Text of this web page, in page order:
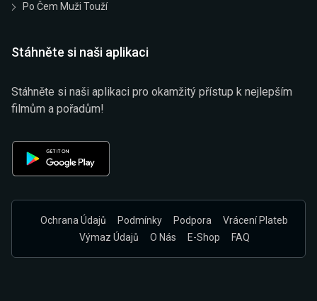
Po Čem Muži Touží
Stáhněte si naši aplikaci
Stáhněte si naši aplikaci pro okamžitý přístup k nejlepším
filmům a pořadům!
Ochrana Údajů Podmínky Podpora
Vrácení Plateb
Výmaz Údajů
O Nás E-Shop FAQ